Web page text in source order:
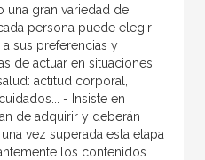
una gran variedad de
persona puede elegir
sus preferencias y
de actuar en situaciones
actitud corporal,
- Insiste en
de adquirir y deberán
vez superada esta etapa
los contenidos